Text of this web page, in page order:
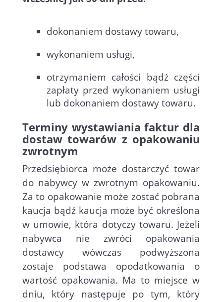
dokonaniem dostawy towaru,
wykonaniem usługi,
otrzymaniem całości bądź części
zapłaty przed wykonaniem usługi
lub dokonaniem dostawy towaru.
Terminy wystawiania faktur dla
dostaw towarów z opakowaniu
zwrotnym
Przedsiębiorca może dostarczyć towar
do nabywcy w zwrotnym opakowaniu.
Za to opakowanie może zostać pobrana
kaucja bądź kaucja może być określona
w umowie, która dotyczy towaru. Jeżeli
nabywca nie zwróci opakowania
dostawcy wówczas podwyższona
zostaje podstawa opodatkowania o
wartość opakowania. Ma to miejsce w
dniu, który następuje po tym, który